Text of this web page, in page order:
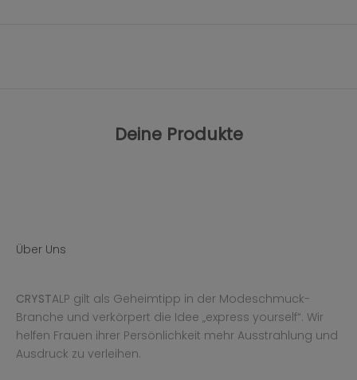
Deine Produkte
Über Uns
CRYSTALP gilt als Geheimtipp in der Modeschmuck-
Branche und verkörpert die Idee „express yourself“. Wir
helfen Frauen ihrer Persönlichkeit mehr Ausstrahlung und
Ausdruck zu verleihen.